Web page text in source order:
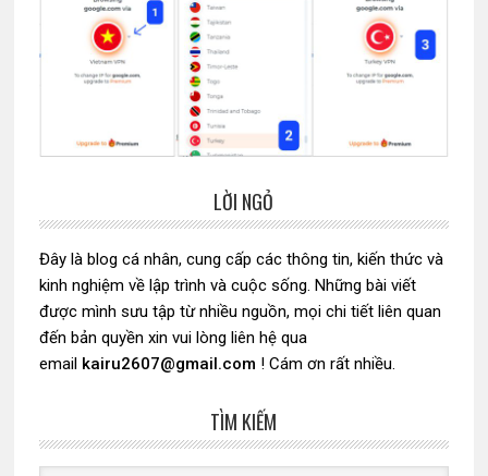
chính
LỜI NGỎ
Đây là blog cá nhân, cung cấp các thông tin, kiến thức và
kinh nghiệm về lập trình và cuộc sống. Những bài viết
được mình sưu tập từ nhiều nguồn, mọi chi tiết liên quan
đến bản quyền xin vui lòng liên hệ qua
email kairu2607@gmail.com ! Cám ơn rất nhiều.
TÌM KIẾM